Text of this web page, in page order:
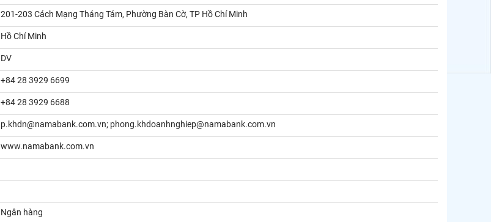
201-203 Cách Mạng Tháng Tám, Phường Bàn Cờ, TP Hồ Chí Minh
Hồ Chí Minh
DV
+84 28 3929 6699
+84 28 3929 6688
p.khdn@namabank.com.vn; phong.khdoanhnghiep@namabank.com.vn
www.namabank.com.vn
Ngân hàng